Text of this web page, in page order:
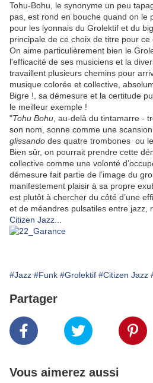
Tohu-Bohu, le synonyme un peu
pas, est rond en bouche quand on le
pour les lyonnais du Grolektif et du
principale de ce choix de titre pour ce
On aime particulièrement bien le
l'efficacité de ses musiciens et la
travaillent plusieurs chemins pour
musique colorée et collective,
Bigre !, sa démesure et la certitude
le meilleur exemple !
"Tohu Bohu , au-delà du tintamarre -
son nom, sonne comme une
glissando des quatre trombones ou
Bien sûr, on pourrait prendre cette
collective comme une volonté
démesure fait partie de l’image du
manifestement plaisir à sa propre
est plutôt à chercher du côté d’une
et de méandres pulsatiles entre jazz,
Citizen Jazz...
#Jazz #Funk #Grolektif #Citizen Jazz
Partager
Vous aimerez aussi